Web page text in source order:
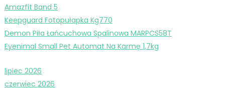
Amazfit Band 5
Keepguard Fotopułapka Kg770
Demon Piła Łańcuchowa Spalinowa MARPCS58T
Eyenimal Small Pet Automat Na Karmę 1,7kg
lipiec 2026
czerwiec 2026